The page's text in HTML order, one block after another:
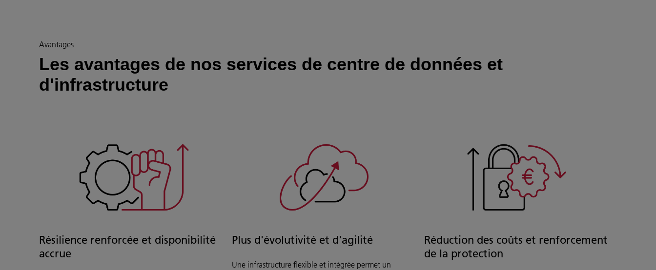
Avantages
Les avantages de nos services de centre de données et
d'infrastructure
Résilience renforcée et disponibilité
accrue
Plus d'évolutivité et d'agilité
Une infrastructure flexible et intégrée permet un
Réduction des coûts et renforcement
de la protection